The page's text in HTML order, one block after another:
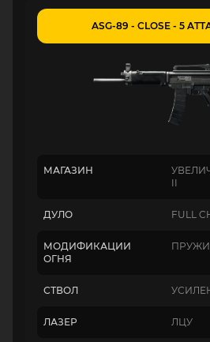
ASG-89 - CLOSE - 5
МАГАЗИН
II
ДУЛО FULL
МОДИФИКАЦИИ
ОГНЯ
СТВОЛ
ЛАЗЕР ЛЦУ